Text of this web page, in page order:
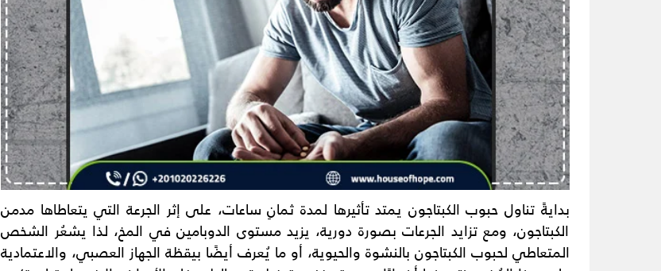
بدايةً تناول حبوب الكبتاجون يمتد تأثيرها لمدة ثمانِ ساعات، على إثر الجرعة التي يتعاطاها مدمن
الكبتاجون، ومع تزايد الجرعات بصورة دورية، يزيد مستوى الدوبامين في المخ، لذا يشعُر الشخص
المتعاطي لحبوب الكبتاجون بالنشوة والحيوية، أو ما يُعرف أيضًا بيقظة الجهاز العصبي، والاعتمادية